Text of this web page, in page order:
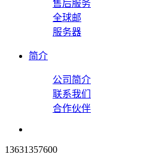
售后服务
全球邮
服务器
简介
公司简介
联系我们
合作伙伴
13631357600